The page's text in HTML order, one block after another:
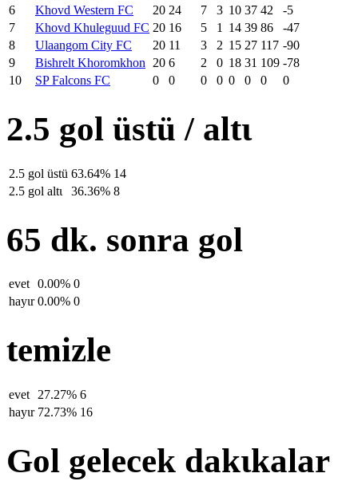
6
Khovd Western FC 20 24 7 3 10 37 42
-5
7
Khovd Khuleguud FC 20 16 5 1 14 39 86
-47
8
Ulaangom City FC 20 11 3 2 15 27 117 -90
9
Bishrelt Khoromkhon 20 6 2 0 18 31 109 -78
10
SP Falcons FC 0 0 0 0 0 0 0 0
2.5 gol üstü / altι
2.5 gol üstü 63.64% 14
2.5 gol altι
36.36% 8
65 dk. sonra gol
evet 0.00% 0
hayιr 0.00% 0
temizle
evet 27.27% 6
hayιr 72.73% 16
Gol gelecek dakιkalar